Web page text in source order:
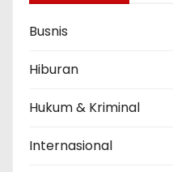
Busnis
Hiburan
Hukum & Kriminal
Internasional